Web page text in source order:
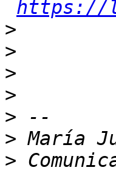
https://
>
>
>
>
>
>
>